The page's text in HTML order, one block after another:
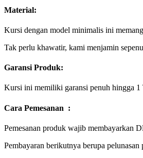
Material:
Kursi dengan model minimalis ini
Tak perlu khawatir, kami menjamin
Garansi Produk:
Kursi ini memiliki garansi penuh hingga 1
Cara Pemesanan :
Pemesanan produk wajib membayarkan
Pembayaran berikutnya berupa